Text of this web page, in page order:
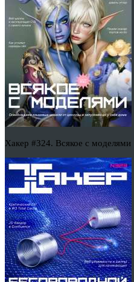
Хакер #324. Всякое с моделями